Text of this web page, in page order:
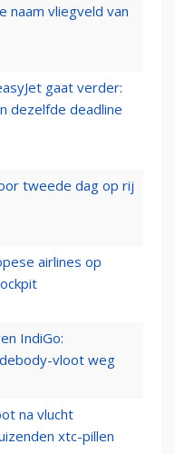
naam vliegveld van
gaat verder:
dezelfde deadline
tweede dag op rij
airlines op
IndiGo:
vloot weg
na vlucht
xtc-pillen